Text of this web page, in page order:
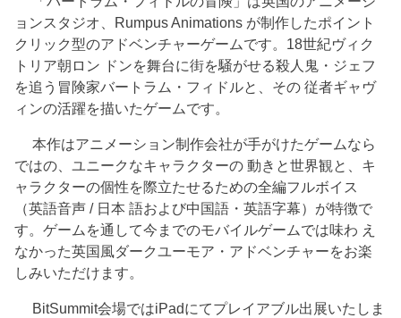
ョンスタジオ、Rumpus Animations が制作したポイント
クリック型のアドベンチャーゲームです。18世紀ヴィク
トリア朝ロン ドンを舞台に街を騒がせる殺人鬼・ジェフ
を追う冒険家バートラム・フィドルと、その 従者ギャヴ
ィンの活躍を描いたゲームです。
本作はアニメーション制作会社が手がけたゲームなら
ではの、ユニークなキャラクターの 動きと世界観と、キ
ャラクターの個性を際立たせるための全編フルボイス
（英語音声 / 日本 語および中国語・英語字幕）が特徴で
す。ゲームを通して今までのモバイルゲームでは味わ え
なかった英国風ダークユーモア・アドベンチャーをお楽
しみいただけます。
BitSummit会場ではiPadにてプレイアブル出展いたしま